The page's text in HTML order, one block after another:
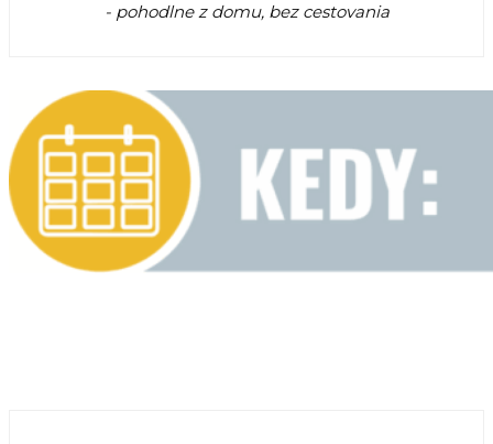
- pohodlne z domu, bez cestovania